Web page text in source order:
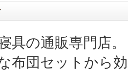
具の通販専門店。
布団セットから